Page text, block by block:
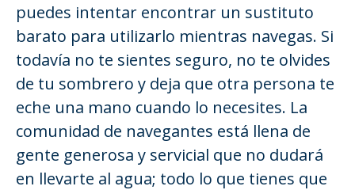
puedes intentar encontrar un sustituto
barato para utilizarlo mientras navegas. Si
todavía no te sientes seguro, no te olvides
de tu sombrero y deja que otra persona te
eche una mano cuando lo necesites. La
comunidad de navegantes está llena de
gente generosa y servicial que no dudará
en llevarte al agua; todo lo que tienes que